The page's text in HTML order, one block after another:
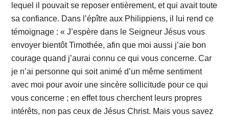
lequel il pouvait se reposer entièrement, et qui avait toute
sa confiance. Dans l’épître aux Philippiens, il lui rend ce
témoignage : « J’espère dans le Seigneur Jésus vous
envoyer bientôt Timothée, afin que moi aussi j’aie bon
courage quand j’aurai connu ce qui vous concerne. Car
je n’ai personne qui soit animé d’un même sentiment
avec moi pour avoir une sincère sollicitude pour ce qui
vous concerne ; en effet tous cherchent leurs propres
intérêts, non pas ceux de Jésus Christ. Mais vous savez